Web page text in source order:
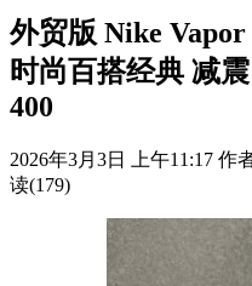
外贸版 Nike
时尚百搭经典 减
400
2026年3月3日 上午11:17 作
读(179)